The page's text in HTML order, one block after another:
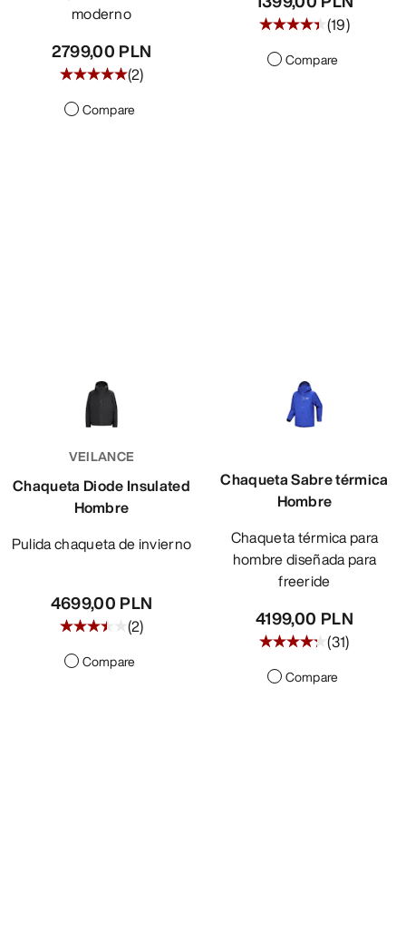
moderno
2799,00 PLN
(2)
Compare
(19)
Compare
VEILANCE
Chaqueta Diode Insulated
Hombre
Pulida chaqueta de invierno
4699,00 PLN
(2)
Compare
Chaqueta Sabre térmica
Hombre
Chaqueta térmica para
hombre diseñada para
freeride
4199,00 PLN
(31)
Compare